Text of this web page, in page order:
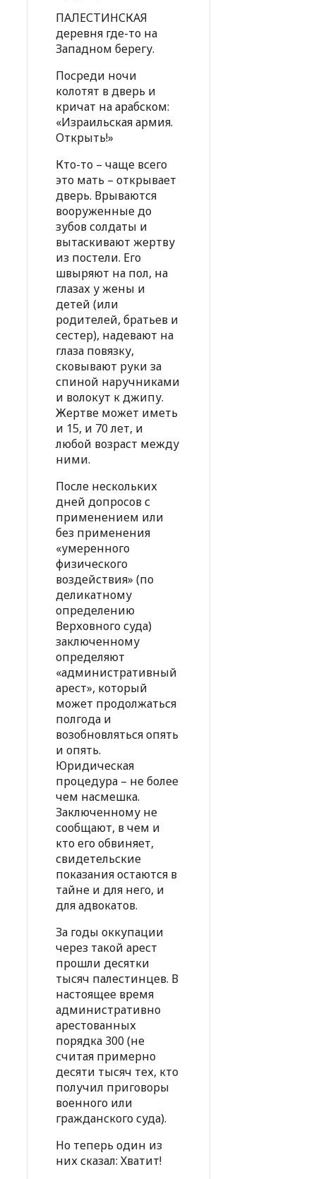
ПАЛЕСТИНСКАЯ
деревня где-то на
Западном берегу.
Посреди ночи
колотят в дверь и
кричат на арабском:
«Израильская армия.
Открыть!»
Кто-то – чаще всего
это мать – открывает
дверь. Врываются
вооруженные до
зубов солдаты и
вытаскивают жертву
из постели. Его
швыряют на пол, на
глазах у жены и
детей (или
родителей, братьев и
сестер), надевают на
глаза повязку,
сковывают руки за
спиной наручниками
и волокут к джипу.
Жертве может иметь
и 15, и 70 лет, и
любой возраст между
ними.
После нескольких
дней допросов с
применением или
без применения
«умеренного
физического
воздействия» (по
деликатному
определению
Верховного суда)
заключенному
определяют
«административный
арест», который
может продолжаться
полгода и
возобновляться опять
и опять.
Юридическая
процедура – не более
чем насмешка.
Заключенному не
сообщают, в чем и
кто его обвиняет,
свидетельские
показания остаются в
тайне и для него, и
для адвокатов.
За годы оккупации
через такой арест
прошли десятки
тысяч палестинцев. В
настоящее время
административно
арестованных
порядка 300 (не
считая примерно
десяти тысяч тех, кто
получил приговоры
военного или
гражданского суда).
Но теперь один из
них сказал: Хватит!